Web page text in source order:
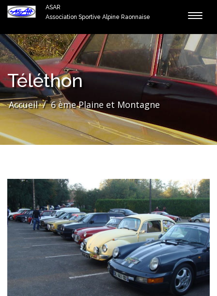
ASAR
Association Sportive Alpine Raonnaise
Toggle
Téléthon
Accueil / 6 ème Plaine et Montagne